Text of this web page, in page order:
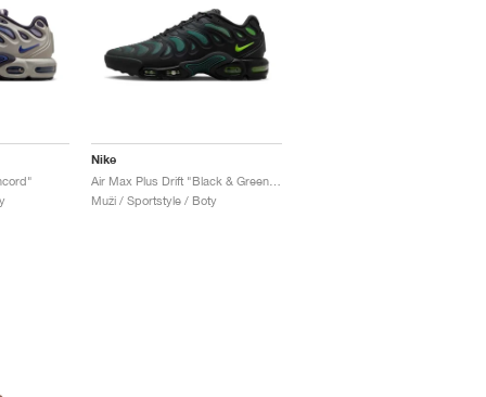
Nike
Muži / Sportstyle / Boty